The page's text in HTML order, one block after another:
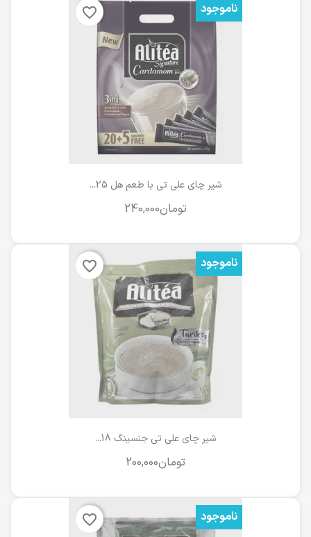
شیر چای علی تی با طعم هل 25...
ناموجود favorite_border
شیر چای علی تی جنسینگ 18...
ناموجود favorite_border
ناموجود favorite_border